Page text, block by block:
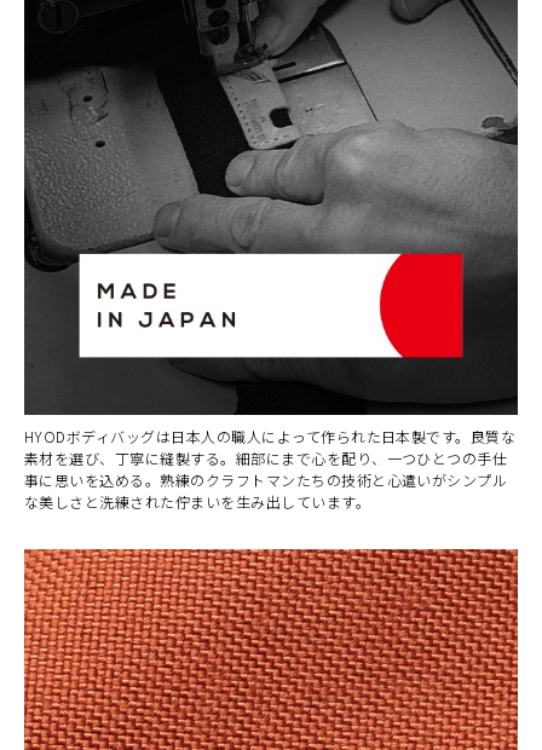
HYODボディバッグは日本人の職人によって作られた日本製です。良質な
素材を選び、丁寧に縫製する。細部にまで心を配り、一つひとつの手仕
事に思いを込める。熟練のクラフトマンたちの技術と心遣いがシンプル
な美しさと洗練された佇まいを生み出しています。
カラー・サイズ選択
BLACK
¥21,890 (税込)
カートに入れる
BRICK
¥21,890(税込)
カートに入れる